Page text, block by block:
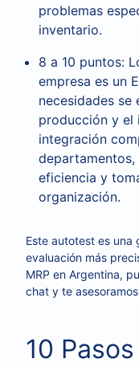
problemas
inventario.
8 a 10 puntos:
empresa es un
necesidades se
producción y el
integración
eficiencia y
organización.
Este autotest es una
evaluación más
MRP en Argentina,
chat y te
10